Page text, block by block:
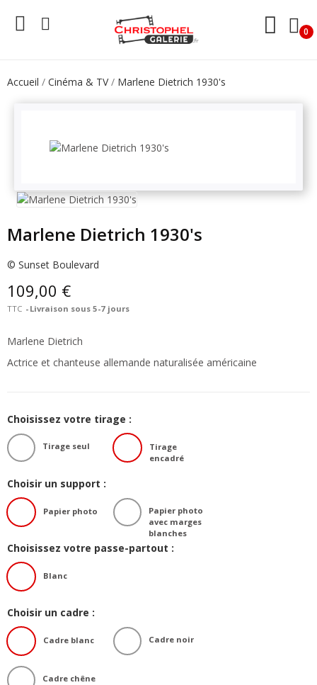
0
Accueil Cinéma & TV Marlene Dietrich 1930's
Marlene Dietrich 1930's
© Sunset Boulevard
109,00 €
TTC Livraison sous 5-7 jours
Marlene Dietrich
Actrice et chanteuse allemande naturalisée américaine
Choisissez votre tirage :
Tirage seul
Tirage
encadré
Choisir un support :
Papier photo
Papier photo
avec marges
blanches
Choisissez votre passe-partout :
Blanc
Choisir un cadre :
Cadre blanc Cadre noir
Cadre chêne